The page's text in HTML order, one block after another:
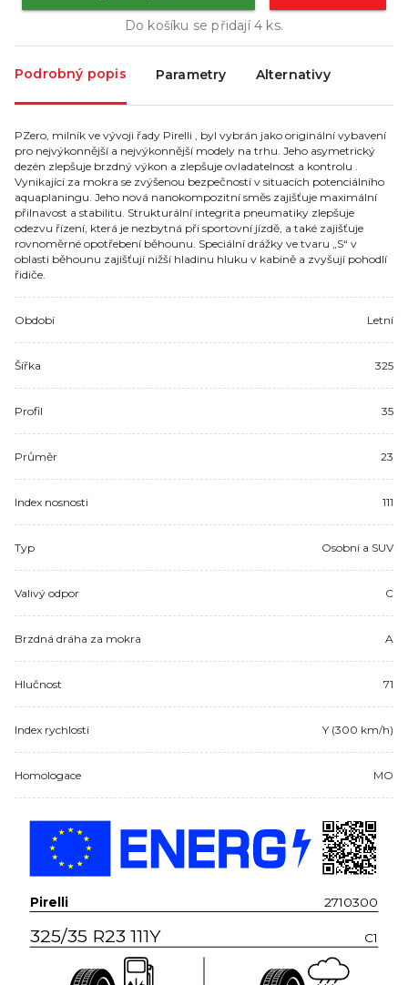
Do košíku se přidají4 ks.
Podrobný popis Parametry Alternativy
PZero, milník ve vývoji řady Pirelli , byl vybrán jako originální vybavení
pro nejvýkonnější a nejvýkonnější modely na trhu. Jeho asymetrický
dezén zlepšuje brzdný výkon a zlepšuje ovladatelnost a kontrolu .
Vynikající za mokra se zvýšenou bezpečností v situacích potenciálního
aquaplaningu. Jeho nová nanokompozitní směs zajišťuje maximální
přilnavost a stabilitu. Strukturální integrita pneumatiky zlepšuje
odezvu řízení, která je nezbytná při sportovní jízdě, a také zajišťuje
rovnoměrné opotřebení běhounu. Speciální drážky ve tvaru „S“ v
oblasti běhounu zajišťují nižší hladinu hluku v kabině a zvyšují pohodlí
řidiče.
Období Letní
Šířka 325
Profil 35
Průměr 23
Index nosnosti 111
Typ Osobní a SUV
Valivý odpor C
Brzdná dráha za mokra A
Hlučnost 71
Index rychlosti Y (300 km/h)
Homologace MO
Pirelli 2710300
325/35 R23 111Y C1